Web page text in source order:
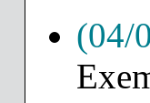
(04/